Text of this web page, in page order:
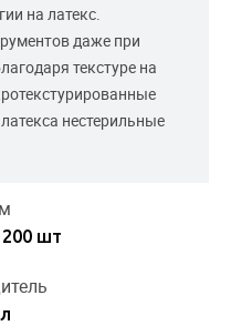
шт
на латекс.
даже при
текстуре на
нестерильные